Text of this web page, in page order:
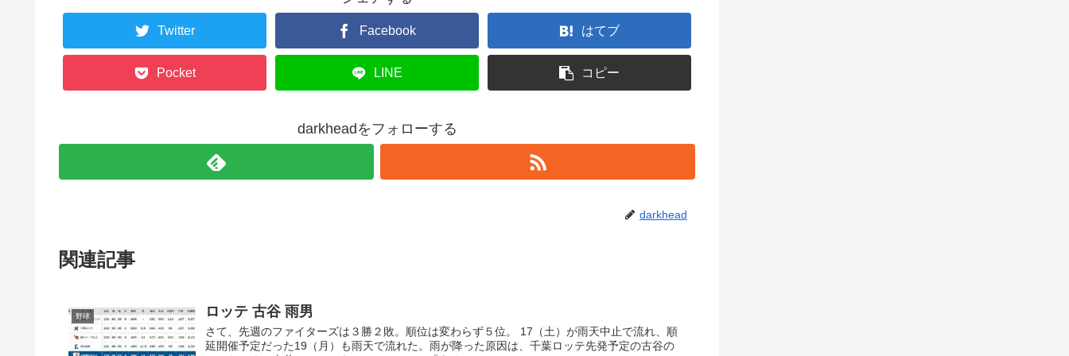
Twitter Facebook はてブ
Pocket LINE コピー
darkheadをフォローする
darkhead
関連記事
野球 ロッテ 古谷 雨男
さて、先週のファイターズは３勝２敗。順位は変わらず５位。 17（土）が雨天中止で流れ、順
延開催予定だった19（月）も雨天で流れた。雨が降った原因は、千葉ロッテ先発予定の古谷の